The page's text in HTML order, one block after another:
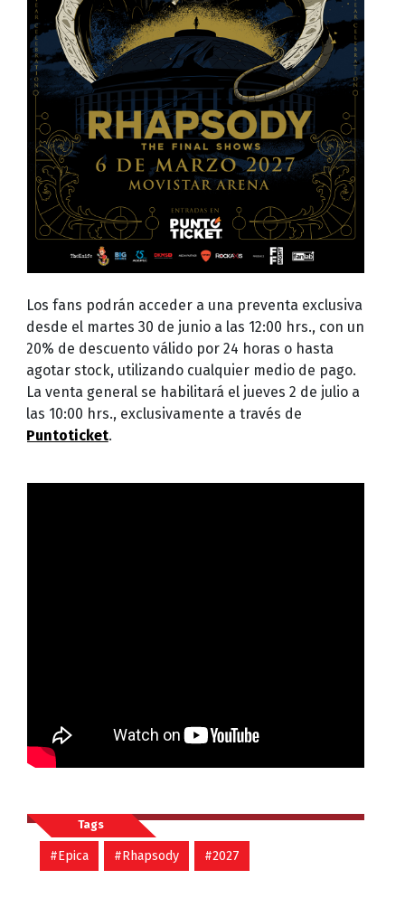
Los fans podrán acceder a una preventa exclusiva
desde el martes 30 de junio a las 12:00 hrs., con un
20% de descuento válido por 24 horas o hasta
agotar stock, utilizando cualquier medio de pago.
La venta general se habilitará el jueves 2 de julio a
las 10:00 hrs., exclusivamente a través de
Puntoticket.
Tags
#Epica #Rhapsody #2027